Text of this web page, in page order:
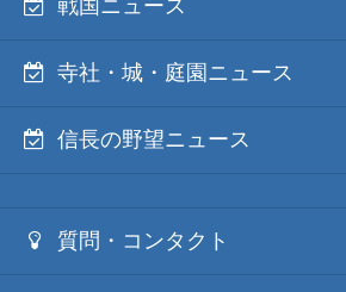
戦国ニュース
寺社・城・庭園ニュース
信長の野望ニュース
質問・コンタクト